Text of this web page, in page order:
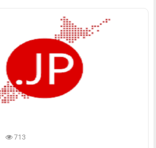
713